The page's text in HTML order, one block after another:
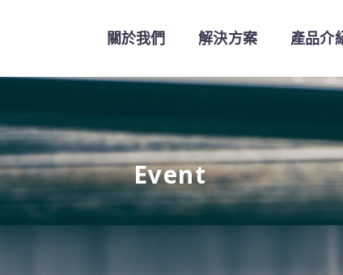
關於我們 解決方案 產品介
Event